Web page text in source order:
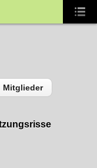
Mitglieder